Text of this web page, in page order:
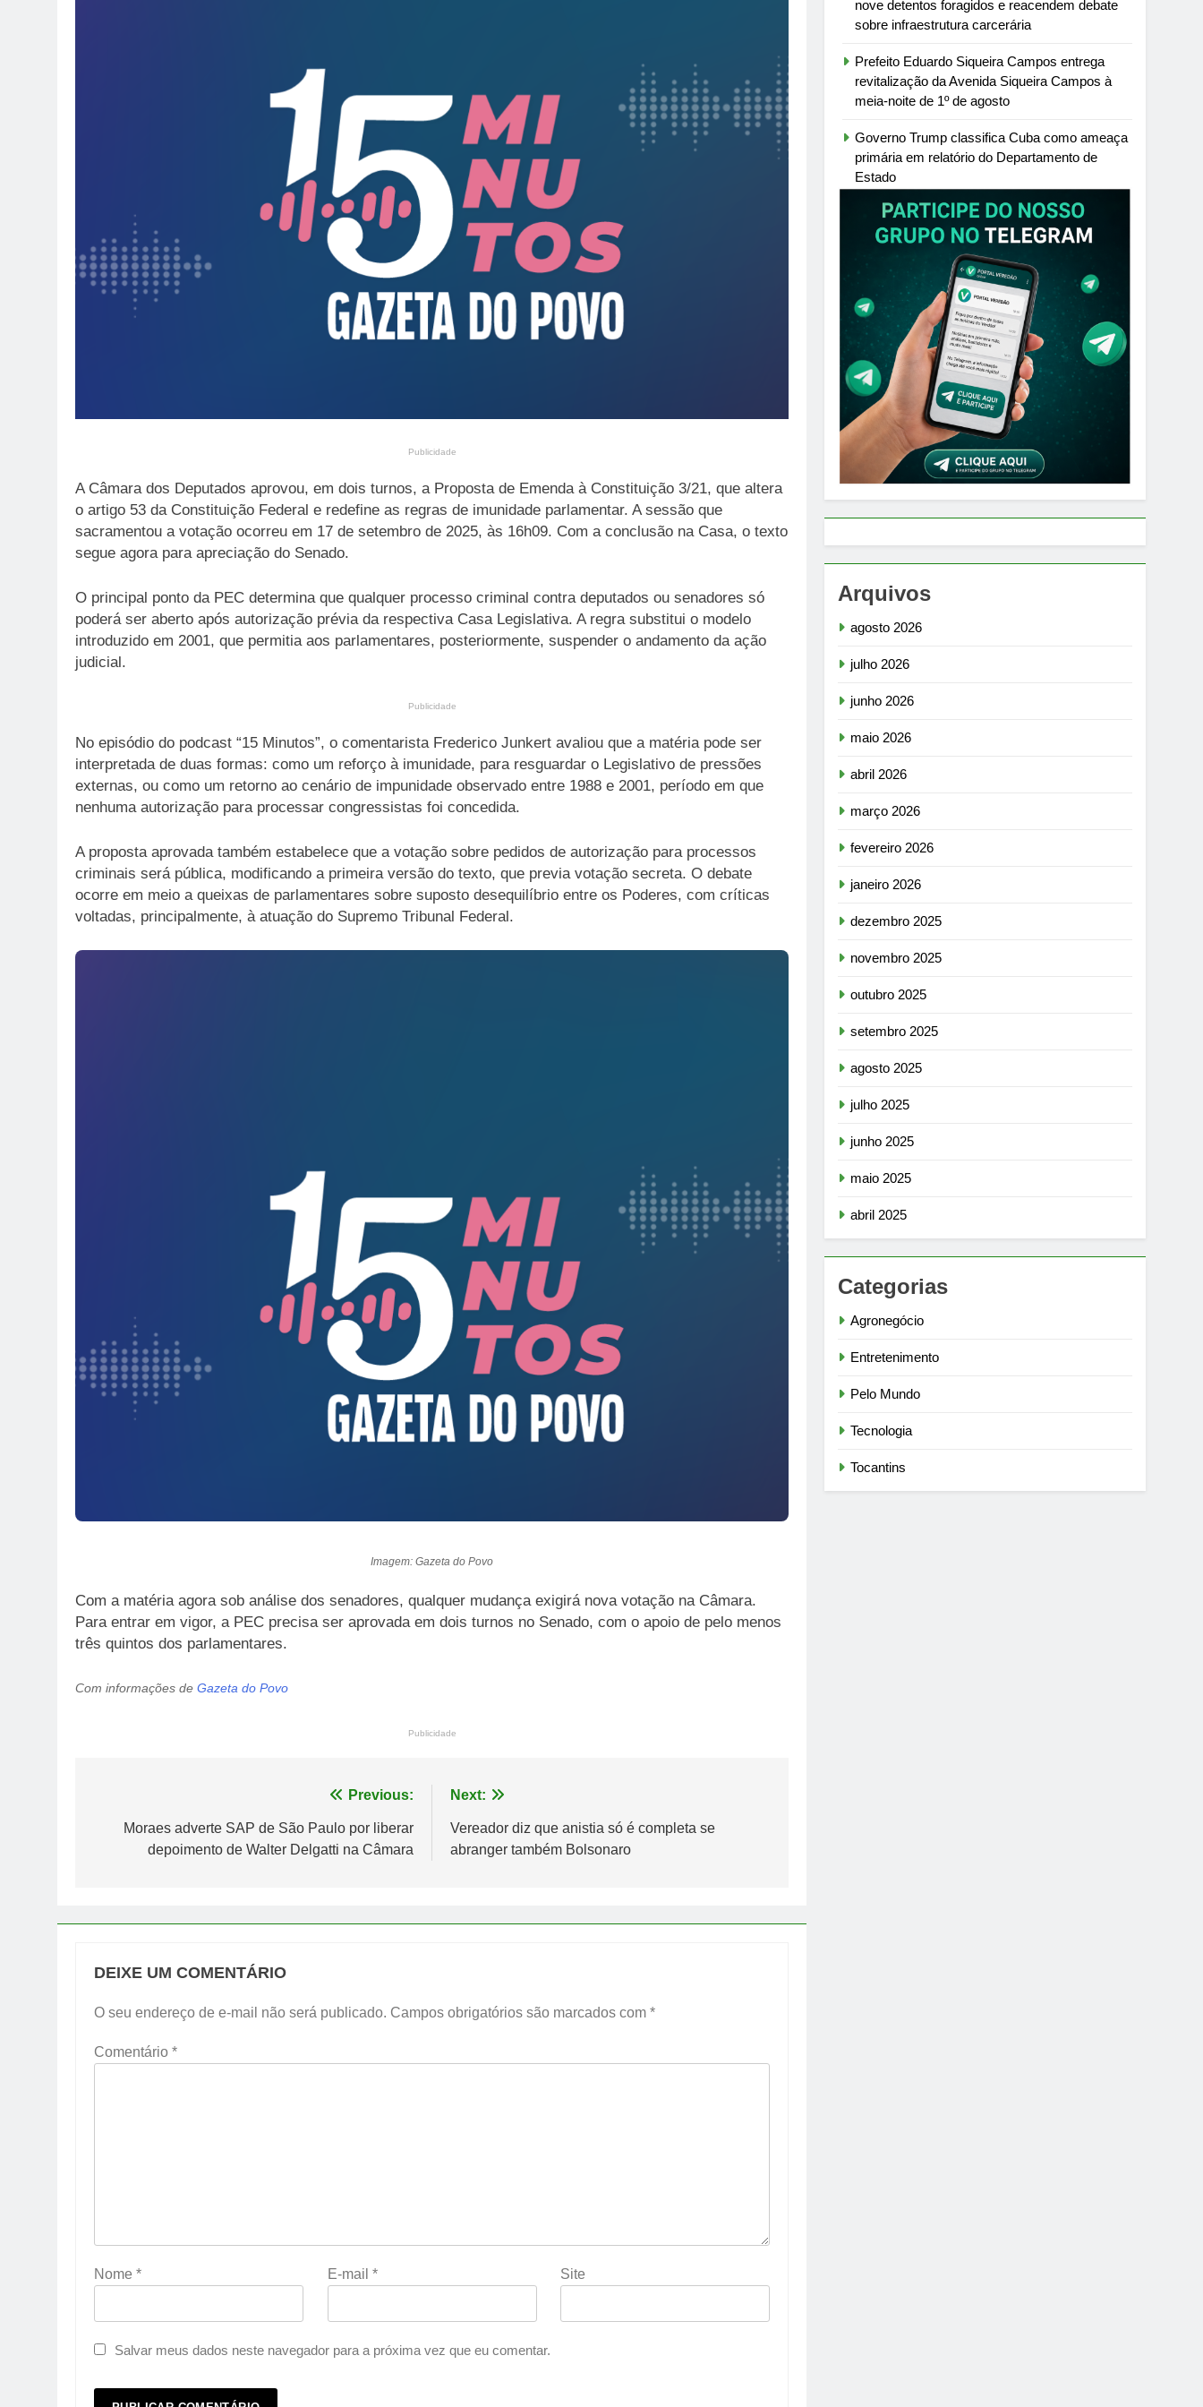
Publicidade
A Câmara dos Deputados aprovou, em dois turnos, a Proposta de Emenda à Constituição 3/21, que altera
o artigo 53 da Constituição Federal e redefine as regras de imunidade parlamentar. A sessão que
sacramentou a votação ocorreu em 17 de setembro de 2025, às 16h09. Com a conclusão na Casa, o texto
segue agora para apreciação do Senado.
O principal ponto da PEC determina que qualquer processo criminal contra deputados ou senadores só
poderá ser aberto após autorização prévia da respectiva Casa Legislativa. A regra substitui o modelo
introduzido em 2001, que permitia aos parlamentares, posteriormente, suspender o andamento da ação
judicial.
Publicidade
No episódio do podcast “15 Minutos”, o comentarista Frederico Junkert avaliou que a matéria pode ser
interpretada de duas formas: como um reforço à imunidade, para resguardar o Legislativo de pressões
externas, ou como um retorno ao cenário de impunidade observado entre 1988 e 2001, período em que
nenhuma autorização para processar congressistas foi concedida.
A proposta aprovada também estabelece que a votação sobre pedidos de autorização para processos
criminais será pública, modificando a primeira versão do texto, que previa votação secreta. O debate
ocorre em meio a queixas de parlamentares sobre suposto desequilíbrio entre os Poderes, com críticas
voltadas, principalmente, à atuação do Supremo Tribunal Federal.
Imagem: Gazeta do Povo
Com a matéria agora sob análise dos senadores, qualquer mudança exigirá nova votação na Câmara.
Para entrar em vigor, a PEC precisa ser aprovada em dois turnos no Senado, com o apoio de pelo menos
três quintos dos parlamentares.
Com informações de Gazeta do Povo
Publicidade
Previous:
Moraes adverte SAP de São Paulo por liberar
depoimento de Walter Delgatti na Câmara
Next:
Vereador diz que anistia só é completa se
abranger também Bolsonaro
DEIXE UM COMENTÁRIO
O seu endereço de e-mail não será publicado. Campos obrigatórios são marcados com *
Comentário *
Nome * E-mail * Site
Salvar meus dados neste navegador para a próxima vez que eu comentar.
nove detentos foragidos e reacendem debate
sobre infraestrutura carcerária
Prefeito Eduardo Siqueira Campos entrega
revitalização da Avenida Siqueira Campos à
meia-noite de 1º de agosto
Governo Trump classifica Cuba como ameaça
primária em relatório do Departamento de
Estado
Arquivos
agosto 2026
julho 2026
junho 2026
maio 2026
abril 2026
março 2026
fevereiro 2026
janeiro 2026
dezembro 2025
novembro 2025
outubro 2025
setembro 2025
agosto 2025
julho 2025
junho 2025
maio 2025
abril 2025
Categorias
Agronegócio
Entretenimento
Pelo Mundo
Tecnologia
Tocantins